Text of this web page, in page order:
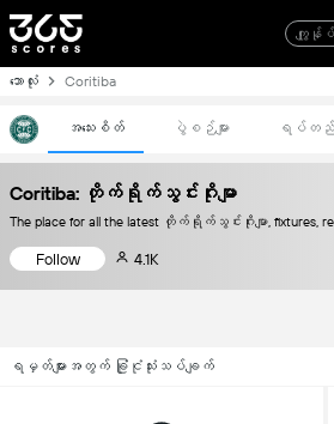
ကျွုန်ုပ်
ဘောလုံး Coritiba
အသေးစိတ် ပွဲစဉ်များ ရပ်တ
Coritiba: တိုက်ရိုက်သွင်းဂိုးမျာ
The place for all the latest တိုက်ရိုက်သွင်းဂိုးမျာ, fixtures,
Follow 4.1K
ရမှတ်များအတွက် ခြုံငုံသုံးသပ်ချက်